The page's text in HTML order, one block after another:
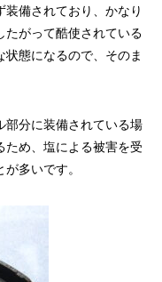
備されており、かなり
たがって酷使されている
態になるので、そのま
部分に装備されている場
ため、塩による被害を受
多いです。